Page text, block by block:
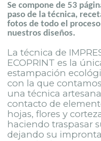
Se compone de 53
paso de la técnica,
fotos de todo el
nuestros diseños.
La técnica de
ECOPRINT es la
estampación
con la que
una técnica
contacto de
hojas, flores y
haciendo traspasar
dejando su